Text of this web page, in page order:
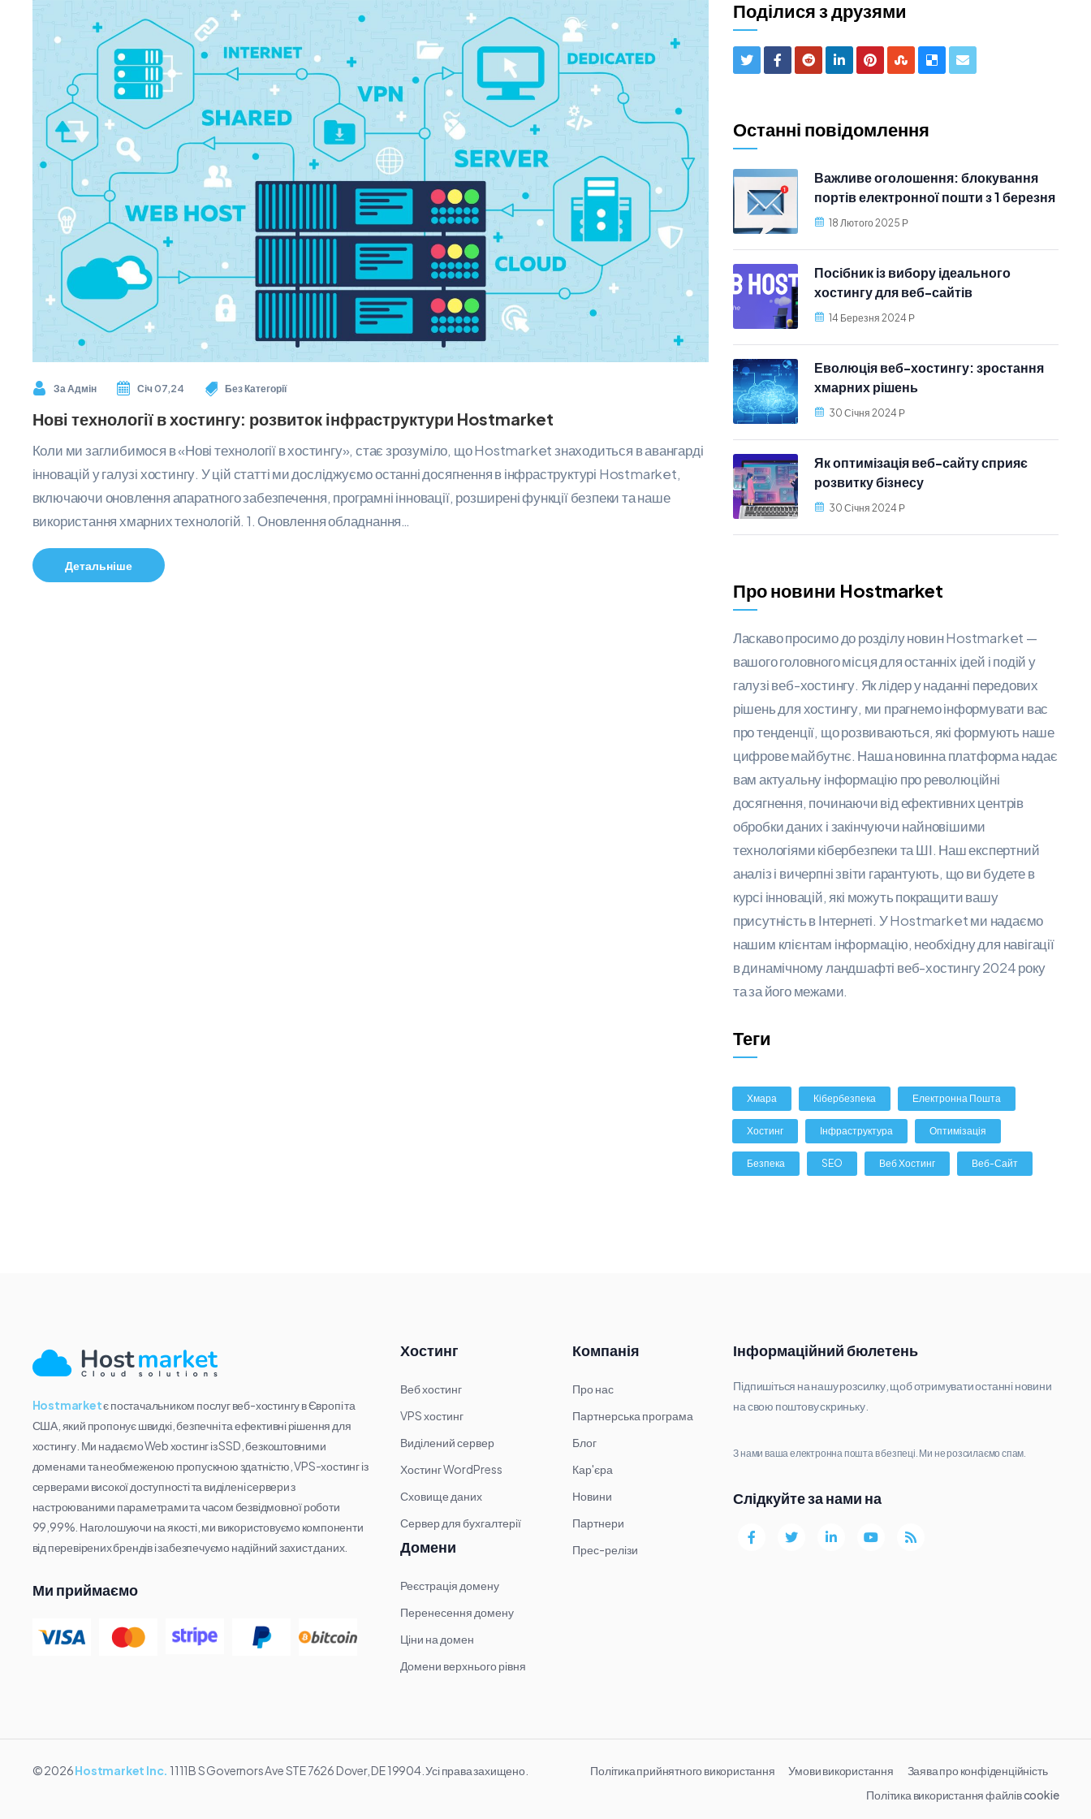
ЗаАдмін Січ 07,24 Без Категорії
Нові технології в хостингу: розвиток інфраструктури Hostmarket
Коли ми заглибимося в «Нові технології в хостингу», стає зрозуміло, що Hostmarket знаходиться в авангарді
інновацій у галузі хостингу. У цій статті ми досліджуємо останні досягнення в інфраструктурі Hostmarket,
включаючи оновлення апаратного забезпечення, програмні інновації, розширені функції безпеки та наше
використання хмарних технологій. 1. Оновлення обладнання…
Детальніше
Поділися з друзями
Останні повідомлення
Важливе оголошення: блокування
портів електронної пошти з 1 березня
2025 року
18 Лютого 2025 Р
Посібник із вибору ідеального
хостингу для веб-сайтів
14 Березня 2024 Р
Еволюція веб-хостингу: зростання
хмарних рішень
30 Січня 2024 Р
Як оптимізація веб-сайту сприяє
розвитку бізнесу
30 Січня 2024 Р
Про новини Hostmarket
Ласкаво просимо до розділу новин Hostmarket —
вашого головного місця для останніх ідей і подій у
галузі веб-хостингу. Як лідер у наданні передових
рішень для хостингу, ми прагнемо інформувати вас
про тенденції, що розвиваються, які формують наше
цифрове майбутнє. Наша новинна платформа надає
вам актуальну інформацію про революційні
досягнення, починаючи від ефективних центрів
обробки даних і закінчуючи найновішими
технологіями кібербезпеки та ШІ. Наш експертний
аналіз і вичерпні звіти гарантують, що ви будете в
курсі інновацій, які можуть покращити вашу
присутність в Інтернеті. У Hostmarket ми надаємо
нашим клієнтам інформацію, необхідну для навігації
в динамічному ландшафті веб-хостингу 2024 року
та за його межами.
Теги
Хмара Кібербезпека Електронна Пошта
Хостинг Інфраструктура Оптимізація
Безпека SEO Веб Хостинг Веб-Сайт
Hostmarketє постачальником послуг веб-хостингу в Європі та
США, який пропонує швидкі, безпечні та ефективні рішення для
хостингу. Ми надаємо Web хостинг із SSD, безкоштовними
доменами та необмеженою пропускною здатністю, VPS-хостинг із
серверами високої доступності та виділені сервери з
настроюваними параметрами та часом безвідмовної роботи
99,99%. Наголошуючи на якості, ми використовуємо компоненти
від перевірених брендів і забезпечуємо надійний захист даних.
Ми приймаємо
Хостинг
Веб хостинг
VPS хостинг
Виділений сервер
Хостинг WordPress
Сховище даних
Сервер для бухгалтерії
Домени
Реєстрація домену
Перенесення домену
Ціни на домен
Домени верхнього рівня
Компанія
Про нас
Партнерська програма
Блог
Кар'єра
Новини
Партнери
Прес-релізи
Інформаційний бюлетень
Підпишіться на нашу розсилку, щоб отримувати останні новини
на свою поштову скриньку.
З нами ваша електронна пошта в безпеці. Ми не розсилаємо спам.
Слідкуйте за нами на
© 2026Hostmarket Inc. 1111B S Governors Ave STE 7626 Dover, DE 19904. Усі права захищено. Політика прийнятного використання Умови використання
Заява про конфіденційність
Політика використання файлів cookie